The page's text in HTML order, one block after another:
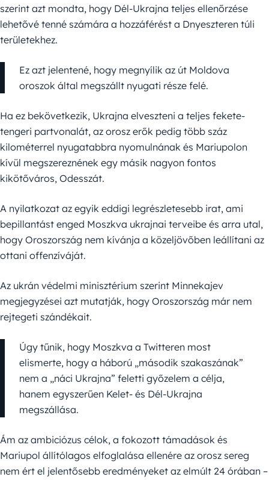
szerint azt mondta, hogy Dél-Ukrajna teljes ellenőrzése
lehetővé tenné számára a hozzáférést a Dnyeszteren túli
területekhez.
Ez azt jelentené, hogy megnyílik az út Moldova
oroszok által megszállt nyugati része felé.
Ha ez bekövetkezik, Ukrajna elveszteni a teljes fekete-
tengeri partvonalát, az orosz erők pedig több száz
kilométerrel nyugatabbra nyomulnának és Mariupolon
kívül megszereznének egy másik nagyon fontos
kikötőváros, Odesszát.
A nyilatkozat az egyik eddigi legrészletesebb irat, ami
bepillantást enged Moszkva ukrajnai terveibe és arra utal,
hogy Oroszország nem kívánja a közeljövőben leállítani az
ottani offenzíváját.
Az ukrán védelmi minisztérium szerint Minnekajev
megjegyzései azt mutatják, hogy Oroszország már nem
rejtegeti szándékait.
Úgy tűnik, hogy Moszkva a Twitteren most
elismerte, hogy a háború „második szakaszának”
nem a „náci Ukrajna” feletti győzelem a célja,
hanem egyszerűen Kelet- és Dél-Ukrajna
megszállása.
Ám az ambiciózus célok, a fokozott támadások és
Mariupol állítólagos elfoglalása ellenére az orosz sereg
nem ért el jelentősebb eredményeket az elmúlt 24 órában –